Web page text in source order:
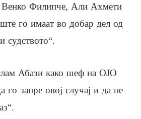
Венко Филипче, Али Ахмети
го имаат во добар дел од
судството“.
Абази како шеф на ОЈО
запре овој случај и да не